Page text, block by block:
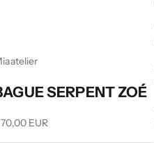
SERPENT ZOÉ
de vente
EUR